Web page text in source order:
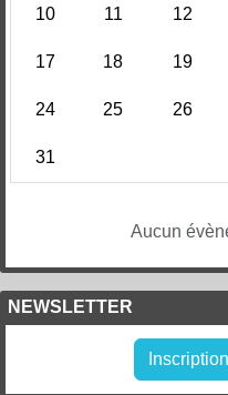
10 11 12
17 18 19
24 25 26
31
Aucun
NEWSLETTER